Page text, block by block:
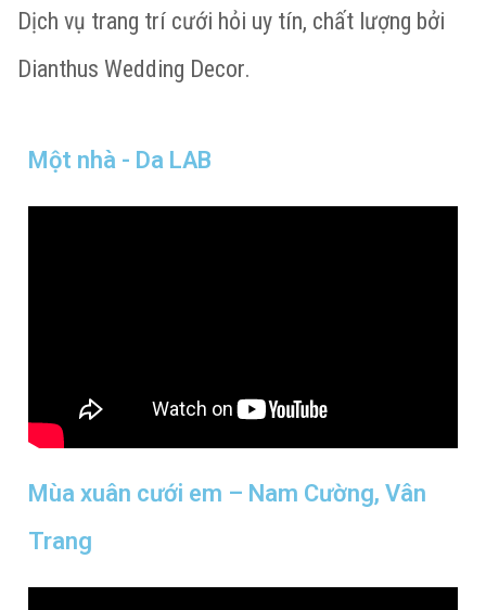
Dịch vụ trang trí cưới hỏi uy tín, chất lượng bởi
Dianthus Wedding Decor.
Một nhà - Da LAB
Mùa xuân cưới em – Nam Cường, Vân
Trang